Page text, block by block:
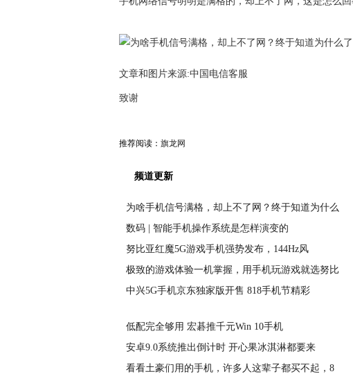
文章和图片来源:中国电信客服
致谢
推荐阅读： 旗龙网
频道更新
为啥手机信号满格，却上不了网？终于知道为什么
数码 | 智能手机操作系统是怎样演变的
努比亚红魔5G游戏手机强势发布，144Hz风
极致的游戏体验一机掌握，用手机玩游戏就选努比
中兴5G手机京东独家版开售 818手机节精彩
低配完全够用 宏碁推千元Win 10手机
安卓9.0系统推出倒计时 开心果冰淇淋都要来
看看土豪们用的手机，许多人这辈子都买不起，8